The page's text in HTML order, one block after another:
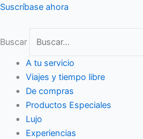
Ir
Suscríbase ahora
Buscar
A tu servicio
Viajes y tiempo libre
De compras
Productos Especiales
Lujo
Experiencias